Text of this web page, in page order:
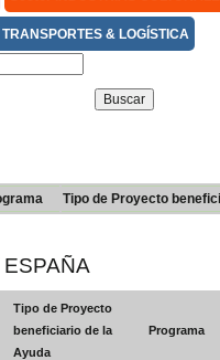
& LOGÍSTICA
Tipo de Proyecto
Tipo de Proyecto
beneficiario de la
Ayuda
Programa